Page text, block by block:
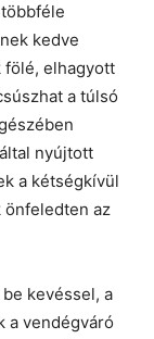
kedve
fölé, elhagyott
a túlsó
nyújtott
a kétségkívül
önfeledten az
kevéssel, a
a vendégváró